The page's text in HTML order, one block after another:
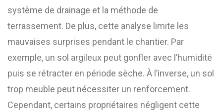
système de drainage et la méthode de
terrassement. De plus, cette analyse limite les
mauvaises surprises pendant le chantier. Par
exemple, un sol argileux peut gonfler avec l’humidité
puis se rétracter en période sèche. À l’inverse, un sol
trop meuble peut nécessiter un renforcement.
Cependant, certains propriétaires négligent cette